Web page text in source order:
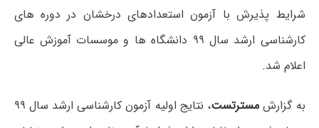
شرایط پذیرش با آزمون استعدادهای درخشان در دوره های
کارشناسی ارشد سال ۹۹ دانشگاه ها و موسسات آموزش عالی
اعلام شد.
به گزارش مسترتست
، نتایج اولیه آزمون کارشناسی ارشد سال ۹۹